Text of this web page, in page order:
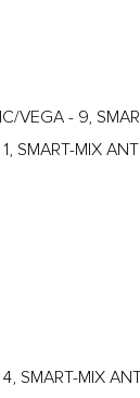
VEGA - 9,
SMART-MIX
SMART-MIX